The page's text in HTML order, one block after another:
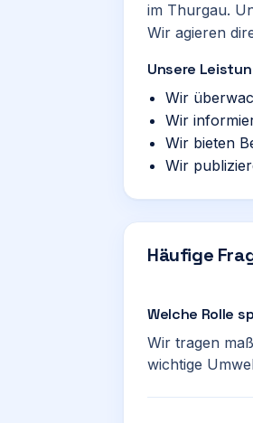
im Thurgau.
Wir agieren
Unsere
Wir
Wir
Wir bieten
Wir
Häufige
Welche Rolle
Wir tragen
wichtige